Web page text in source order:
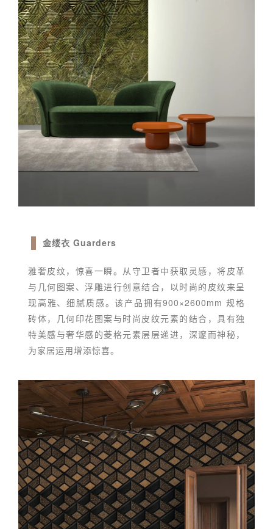
金缕衣 Guarders
雅奢皮纹，惊喜一瞬。从守卫者中获取灵感，将皮革
与几何图案、浮雕进行创意结合，以时尚的皮纹来呈
现高雅、细腻质感。该产品拥有900×2600mm 规格
砖体，几何印花图案与时尚皮纹元素的结合，具有独
特美感与奢华感的菱格元素层层递进，深邃而神秘，
为家居运用增添惊喜。